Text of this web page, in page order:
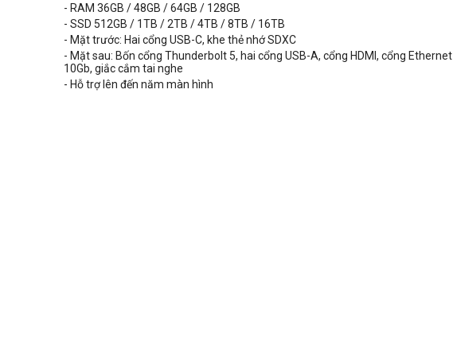
- RAM 36GB /48GB / 64GB / 128GB
- SSD 512GB / 1TB / 2TB / 4TB / 8TB / 16TB
- Mặt trước: Hai cổng USB-C, khe thẻ nhớ SDXC
- Mặt sau: Bốn cổng Thunderbolt 5, hai cổng USB-A, cổng HDMI, cổng Ethernet
10Gb, giắc cắm tai nghe
- Hỗ trợ lên đến năm màn hình